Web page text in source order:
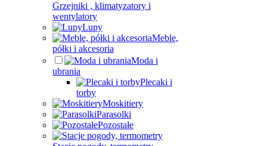
Grzejniki , klimatyzatory i
wentylatory
Lupy
Meble,
półki i akcesoria
Moda i
ubrania
Plecaki i
torby
Moskitiery
Parasolki
Pozostałe